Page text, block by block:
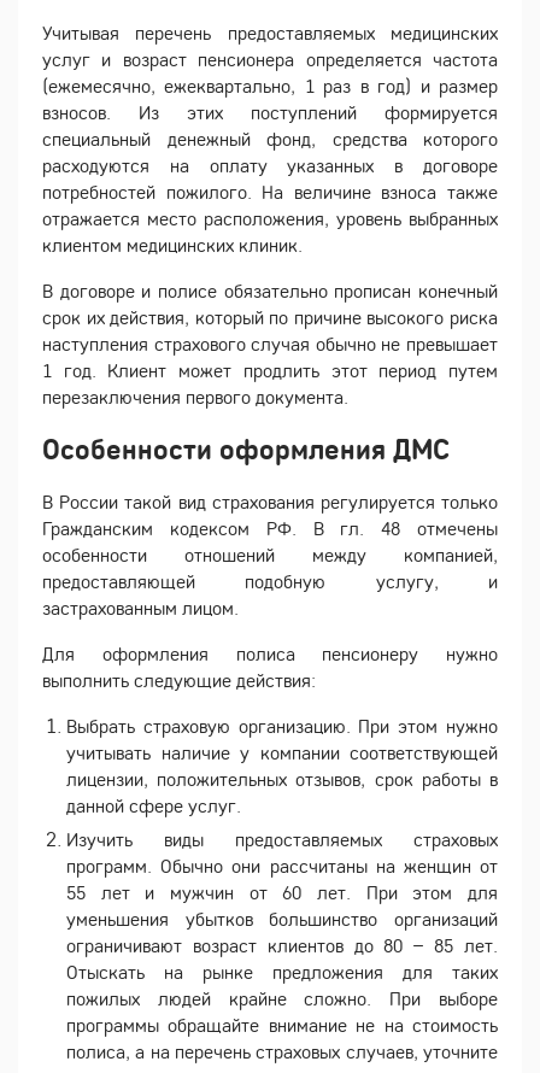
Учитывая перечень предоставляемых медицинских
услуг и возраст пенсионера определяется частота
(ежемесячно, ежеквартально, 1 раз в год) и размер
взносов. Из этих поступлений формируется
специальный денежный фонд, средства которого
расходуются на оплату указанных в договоре
потребностей пожилого. На величине взноса также
отражается место расположения, уровень выбранных
клиентом медицинских клиник.
В договоре и полисе обязательно прописан конечный
срок их действия, который по причине высокого риска
наступления страхового случая обычно не превышает
1 год. Клиент может продлить этот период путем
перезаключения первого документа.
Особенности оформления ДМС
В России такой вид страхования регулируется только
Гражданским кодексом РФ. В гл. 48 отмечены
особенности отношений между компанией,
предоставляющей подобную услугу, и
застрахованным лицом.
Для оформления полиса пенсионеру нужно
выполнить следующие действия:
Выбрать страховую организацию. При этом нужно
учитывать наличие у компании соответствующей
лицензии, положительных отзывов, срок работы в
данной сфере услуг.
Изучить виды предоставляемых страховых
программ. Обычно они рассчитаны на женщин от
55 лет и мужчин от 60 лет. При этом для
уменьшения убытков большинство организаций
ограничивают возраст клиентов до 80 – 85 лет.
Отыскать на рынке предложения для таких
пожилых людей крайне сложно. При выборе
программы обращайте внимание не на стоимость
полиса, а на перечень страховых случаев, уточните